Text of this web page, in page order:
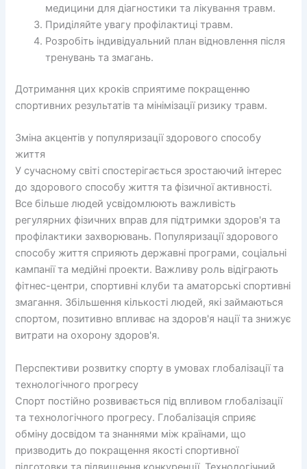
медицини для діагностики та лікування травм.
Приділяйте увагу профілактиці травм.
Розробіть індивідуальний план відновлення після
тренувань та змагань.
Дотримання цих кроків сприятиме покращенню
спортивних результатів та мінімізації ризику травм.
Зміна акцентів у популяризації здорового способу
життя
У сучасному світі спостерігається зростаючий інтерес
до здорового способу життя та фізичної активності.
Все більше людей усвідомлюють важливість
регулярних фізичних вправ для підтримки здоров'я та
профілактики захворювань. Популяризації здорового
способу життя сприяють державні програми, соціальні
кампанії та медійні проекти. Важливу роль відіграють
фітнес-центри, спортивні клуби та аматорські спортивні
змагання. Збільшення кількості людей, які займаються
спортом, позитивно впливає на здоров'я нації та знижує
витрати на охорону здоров'я.
Перспективи розвитку спорту в умовах глобалізації та
технологічного прогресу
Спорт постійно розвивається під впливом глобалізації
та технологічного прогресу. Глобалізація сприяє
обміну досвідом та знаннями між країнами, що
призводить до покращення якості спортивної